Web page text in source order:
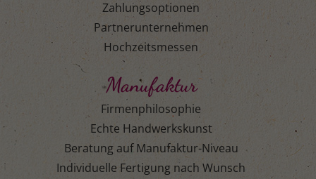
Zahlungsoptionen
Partnerunternehmen
Hochzeitsmessen
Manufaktur
Firmenphilosophie
Echte Handwerkskunst
Beratung auf Manufaktur-Niveau
Individuelle Fertigung nach Wunsch